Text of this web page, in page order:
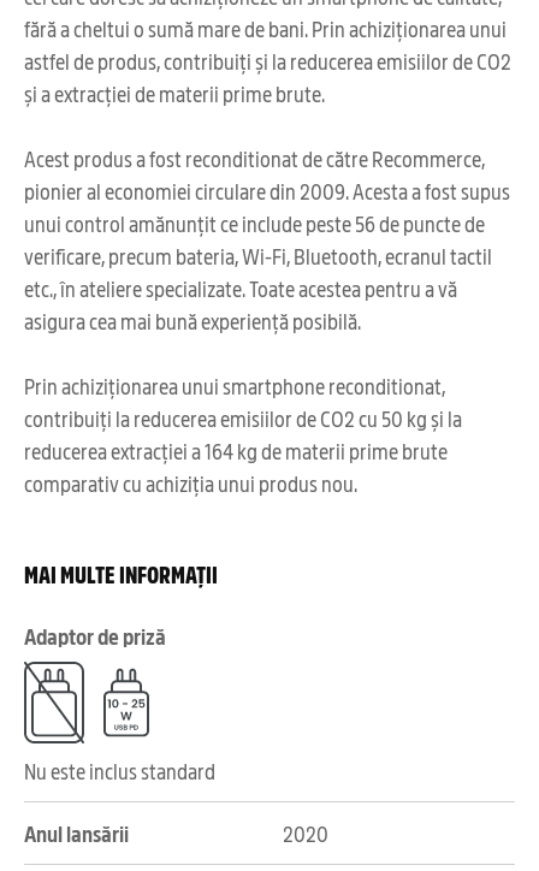
fără a cheltui o sumă mare de bani. Prin achiziționarea unui
astfel de produs, contribuiți și la reducerea emisiilor de CO2
și a extracției de materii prime brute.
Acest produs a fost reconditionat de către Recommerce,
pionier al economiei circulare din 2009. Acesta a fost supus
unui control amănunțit ce include peste 56 de puncte de
verificare, precum bateria, Wi-Fi, Bluetooth, ecranul tactil
etc., în ateliere specializate. Toate acestea pentru a vă
asigura cea mai bună experiență posibilă.
Prin achiziționarea unui smartphone reconditionat,
contribuiți la reducerea emisiilor de CO2 cu 50 kg și la
reducerea extracției a 164 kg de materii prime brute
comparativ cu achiziția unui produs nou.
MAI MULTE INFORMAȚII
Adaptor de priză
Nu este inclus standard
Anul lansării 2020